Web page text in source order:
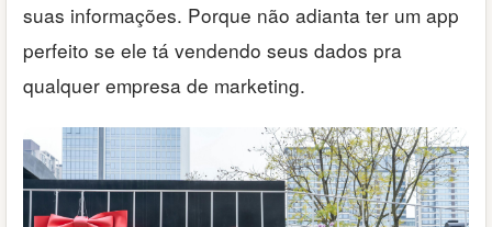
suas informações. Porque não adianta ter um app
perfeito se ele tá vendendo seus dados pra
qualquer empresa de marketing.